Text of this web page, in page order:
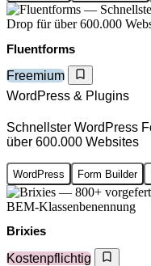
Fluentforms
Freemium
WordPress & Plugins
Schnellster WordPress
über 600.000 Websites
WordPress Form Builder
Brixies
Kostenpflichtig